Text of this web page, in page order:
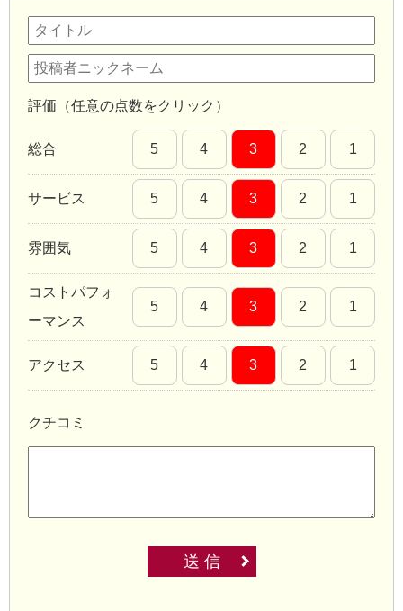
評価（任意の点数をクリック）
総合 5 4 3 2 1
サービス 5 4 3 2 1
雰囲気 5 4 3 2 1
コストパフォ
ーマンス
5 4 3 2 1
アクセス 5 4 3 2 1
クチコミ
送 信